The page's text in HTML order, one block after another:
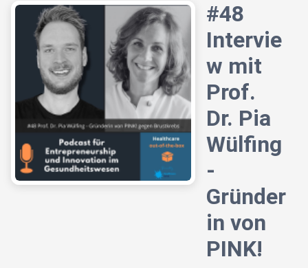
#48
Intervie
w mit
Prof.
Dr. Pia
Wülfing
-
Gründer
in von
PINK!